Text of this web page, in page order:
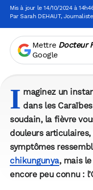
Mis à jour le 14/10/2024 à
ParSarah DEHAUT, Journaliste
Mettre Docteur
Google
I maginez un
dans les
soudain, la fièvre
douleurs
symptômes
chikungunya, mais
encore peu connu :